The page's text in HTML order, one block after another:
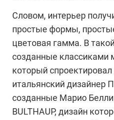
Словом, интерьер
простые формы,
цветовая гамма. В
созданные классиками
который
итальянский дизайнер
созданные Марио
BULTHAUP, дизайн